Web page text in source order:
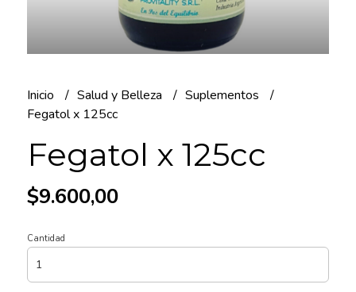
Inicio Salud y Belleza
Suplementos
Fegatol x 125cc
Fegatol x 125cc
$9.600,00
Cantidad